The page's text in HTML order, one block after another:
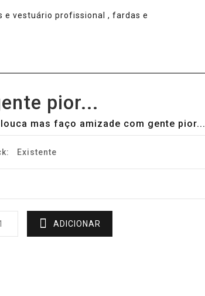
pior...
mas faço amizade com gente pior...
Existente
ADICIONAR